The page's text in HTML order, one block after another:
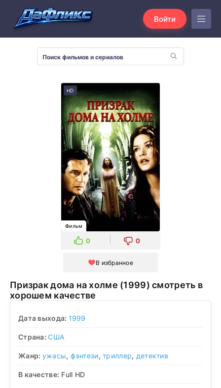
Войти
HD
Фильм
0 0
В избранное
Призрак дома на холме (1999) смотреть в
хорошем качестве
Дата выхода: 1999
Страна:США
Жанр: ужасы, фэнтези,триллер, детектив
В качестве: Full HD